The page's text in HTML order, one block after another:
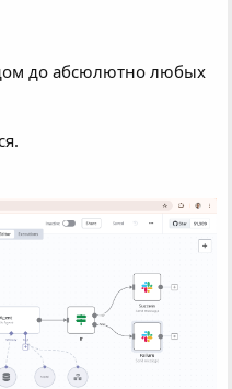
до абсюлютно любых